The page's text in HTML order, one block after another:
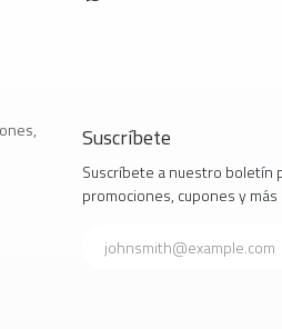
Suscríbete
Suscríbete a nuestro boletín
promociones, cupones y más